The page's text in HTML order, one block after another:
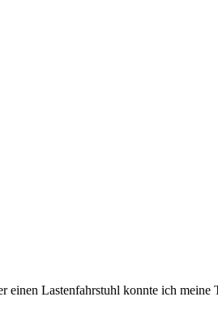
einen Lastenfahrstuhl konnte ich meine